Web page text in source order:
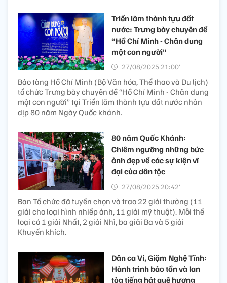
Triển lãm thành tựu đất
nước: Trưng bày chuyên đề
“Hồ Chí Minh - Chân dung
một con người"
27/08/2025 21:00’
Bảo tàng Hồ Chí Minh (Bộ Văn hóa, Thể thao và Du lịch)
tổ chức Trưng bày chuyên đề “Hồ Chí Minh - Chân dung
một con người” tại Triển lãm thành tựu đất nước nhân
dịp 80 năm Ngày Quốc khánh.
80 năm Quốc Khánh:
Chiêm ngưỡng những bức
ảnh đẹp về các sự kiện vĩ
đại của dân tộc
27/08/2025 20:42’
Ban Tổ chức đã tuyển chọn và trao 22 giải thưởng (11
giải cho loại hình nhiếp ảnh, 11 giải mỹ thuật). Mỗi thể
loại có 1 giải Nhất, 2 giải Nhì, ba giải Ba và 5 giải
Khuyến khích.
Dân ca Ví, Giặm Nghệ Tĩnh:
Hành trình bảo tồn và lan
tỏa tiếng hát quê hương